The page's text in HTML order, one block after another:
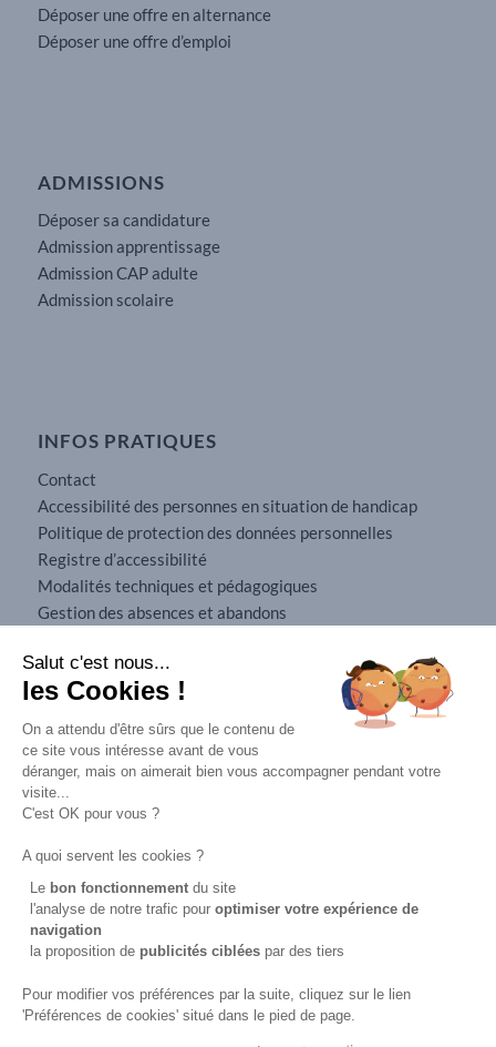
Salut c'est nous...
les Cookies !
On a attendu d'être sûrs que le contenu de
ce site vous intéresse avant de vous
déranger, mais on aimerait bien vous accompagner pendant votre
visite...
C'est OK pour vous ?
A quoi servent les cookies ?
Le bon fonctionnement du site
l'analyse de notre trafic pour optimiser votre expérience de
navigation
la proposition de publicités ciblées par des tiers
Pour modifier vos préférences par la suite, cliquez sur le lien
'Préférences de cookies' situé dans le pied de page.
Déposer une offre en alternance
Déposer une offre d’emploi
ADMISSIONS
Déposer sa candidature
Admission apprentissage
Admission CAP adulte
Admission scolaire
INFOS PRATIQUES
Contact
Accessibilité des personnes en situation de handicap
Politique de protection des données personnelles
Registre d’accessibilité
Modalités techniques et pédagogiques
Gestion des absences et abandons
Mobilité internationale
Mentions légales
94100 ST MAUR DES FOSSÉS
01 48 89 71 71